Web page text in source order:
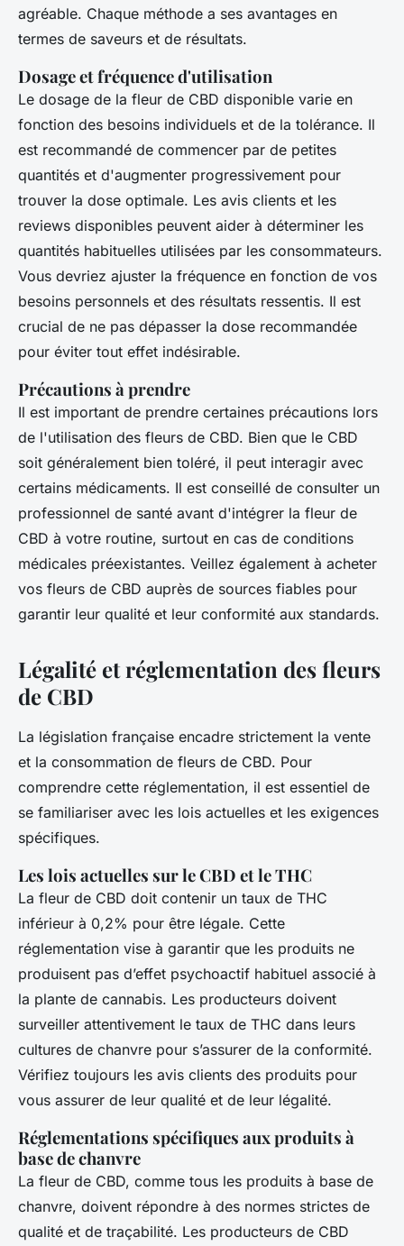
agréable. Chaque méthode a ses avantages en
termes de saveurs et de résultats.
Dosage et fréquence d'utilisation
Le dosage de la fleur de CBD disponible varie en
fonction des besoins individuels et de la tolérance. Il
est recommandé de commencer par de petites
quantités et d'augmenter progressivement pour
trouver la dose optimale. Les avis clients et les
reviews disponibles peuvent aider à déterminer les
quantités habituelles utilisées par les consommateurs.
Vous devriez ajuster la fréquence en fonction de vos
besoins personnels et des résultats ressentis. Il est
crucial de ne pas dépasser la dose recommandée
pour éviter tout effet indésirable.
Précautions à prendre
Il est important de prendre certaines précautions lors
de l'utilisation des fleurs de CBD. Bien que le CBD
soit généralement bien toléré, il peut interagir avec
certains médicaments. Il est conseillé de consulter un
professionnel de santé avant d'intégrer la fleur de
CBD à votre routine, surtout en cas de conditions
médicales préexistantes. Veillez également à acheter
vos fleurs de CBD auprès de sources fiables pour
garantir leur qualité et leur conformité aux standards.
Légalité et réglementation des fleurs
de CBD
La législation française encadre strictement la vente
et la consommation de fleurs de CBD. Pour
comprendre cette réglementation, il est essentiel de
se familiariser avec les lois actuelles et les exigences
spécifiques.
Les lois actuelles sur le CBD et le THC
La fleur de CBD doit contenir un taux de THC
inférieur à 0,2% pour être légale. Cette
réglementation vise à garantir que les produits ne
produisent pas d’effet psychoactif habituel associé à
la plante de cannabis. Les producteurs doivent
surveiller attentivement le taux de THC dans leurs
cultures de chanvre pour s’assurer de la conformité.
Vérifiez toujours les avis clients des produits pour
vous assurer de leur qualité et de leur légalité.
Réglementations spécifiques aux produits à
base de chanvre
La fleur de CBD, comme tous les produits à base de
chanvre, doivent répondre à des normes strictes de
qualité et de traçabilité. Les producteurs de CBD